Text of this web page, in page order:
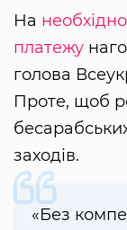
На
платежу
голова
Проте, щоб
заходів.
«Без